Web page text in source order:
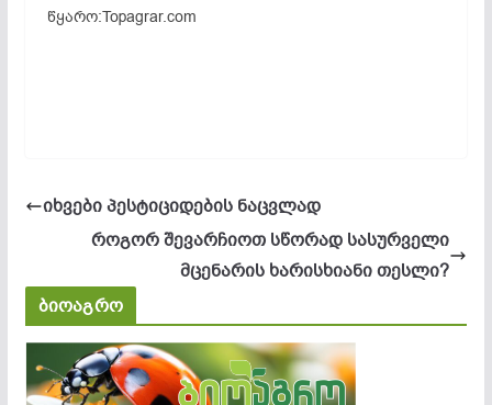
წყარო:Topagrar.com
იხვები პესტიციდების ნაცვლად
როგორ შევარჩიოთ სწორად სასურველი
მცენარის ხარისხიანი თესლი?
ბიოაგრო